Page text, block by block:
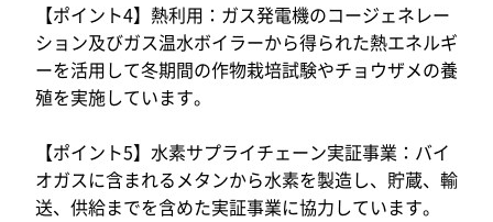
【ポイント4】熱利用：ガス発電機のコージェネレー
ション及びガス温水ボイラーから得られた熱エネルギ
ーを活用して冬期間の作物栽培試験やチョウザメの養
殖を実施しています。
【ポイント5】水素サプライチェーン実証事業：バイ
オガスに含まれるメタンから水素を製造し、貯蔵、輸
送、供給までを含めた実証事業に協力しています。